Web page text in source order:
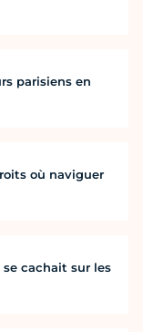
parisiens en
où naviguer
se cachait sur les